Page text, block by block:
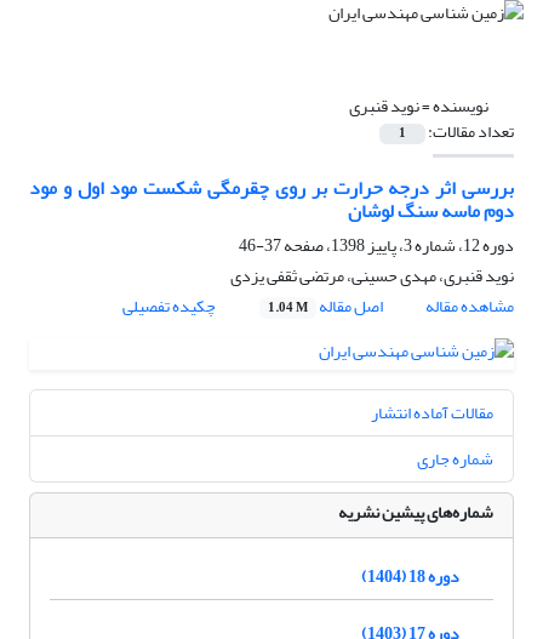
نویسنده =نوید قنبری
تعداد مقالات: 1
بررسی اثر درجه حرارت بر روی چقرمگی شکست مود اول و مود
دوم ماسه سنگ لوشان
دوره 12، شماره 3، پاییز 1398، صفحه
37-46
نوید قنبری، مهدی حسینی، مرتضی ثقفی یزدی
مشاهده مقاله
اصل مقاله 1.04 M چکیده تفصیلی
مقالات آماده انتشار
شماره جاری
شماره‌های پیشین نشریه
دوره 18 (1404)